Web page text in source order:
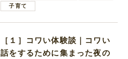
子育て
［１］コワい体験談｜コワい
話をするために集まった夜の